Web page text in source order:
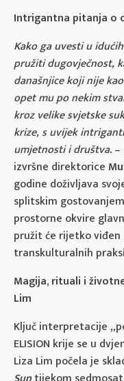
Intrigantna pitanja o
Kako ga uvesti u
pružiti dugovječnost,
današnjice koji nije
opet mu po nekim
kroz velike svjetske
krize, s uvijek
umjetnosti i društva.–
izvršne direktorice
godine doživljava
splitskim
prostorne okvire
pružit će rijetko
transkulturalnih
Magija, rituali i
Lim
Ključ interpretacije
ELISION krije se u
Liza Lim počela je